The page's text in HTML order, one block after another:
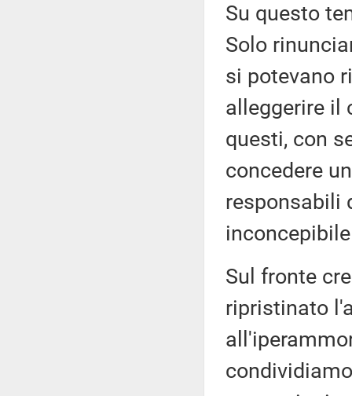
Su questo
Solo
si potevano
alleggerire il
questi, con
concedere
responsabili
Sul fronte
ripristinato